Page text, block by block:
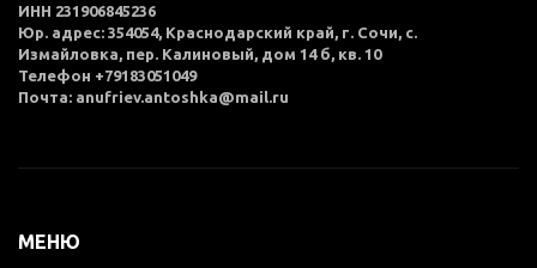
ИНН 231906845236
Юр. адрес: 354054, Краснодарский край, г. Сочи, с.
Измайловка, пер. Калиновый, дом 14 б, кв. 10
Телефон +79183051049
Почта: anufriev.antoshka@mail.ru
МЕНЮ